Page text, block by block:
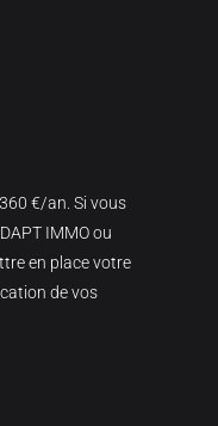
€/an. Si vous
IMMO ou
en place votre
de vos